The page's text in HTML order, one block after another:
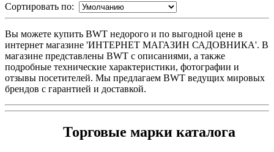
Сортировать по:
Вы можете купить BWT недорого и по выгодной цене в
интернет магазине 'ИНТЕРНЕТ МАГАЗИН САДОВНИКА'. В
магазине представлены BWT с описаниями, а также
подробные технические характеристики, фотографии и
отзывы посетителей. Мы предлагаем BWT ведущих мировых
брендов с гарантией и доставкой.
Торговые марки каталога